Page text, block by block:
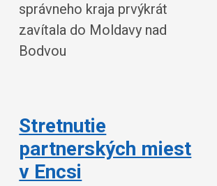
správneho kraja prvýkrát
zavítala do Moldavy nad
Bodvou
Stretnutie
partnerských miest
v Encsi